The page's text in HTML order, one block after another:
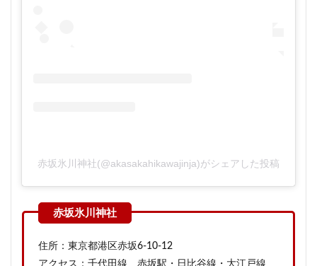
赤坂氷川神社(@akasakahikawajinja)がシェアした投稿
住所：東京都港区赤坂6-10-12
アクセス：千代田線 赤坂駅・日比谷線・大江戸線